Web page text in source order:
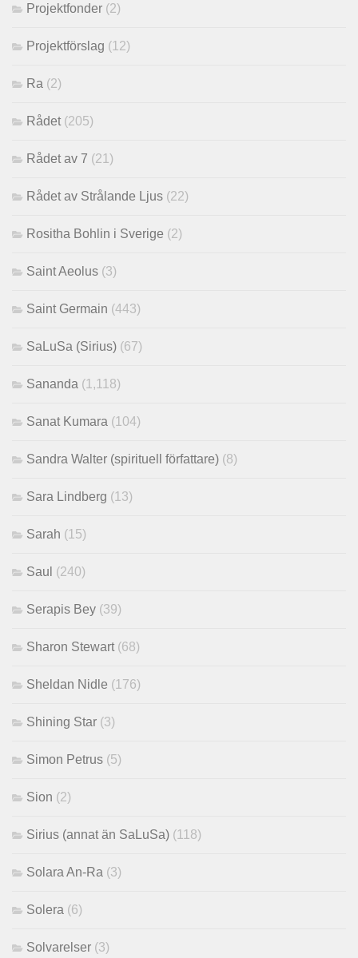
Projektfonder (2)
Projektförslag (12)
Ra (2)
Rådet (205)
Rådet av 7 (21)
Rådet av Strålande Ljus (22)
Rositha Bohlin i Sverige (2)
Saint Aeolus (3)
Saint Germain (443)
SaLuSa (Sirius) (67)
Sananda (1,118)
Sanat Kumara (104)
Sandra Walter (spirituell författare) (8)
Sara Lindberg (13)
Sarah (15)
Saul (240)
Serapis Bey (39)
Sharon Stewart (68)
Sheldan Nidle (176)
Shining Star (3)
Simon Petrus (5)
Sion (2)
Sirius (annat än SaLuSa) (118)
Solara An-Ra (3)
Solera (6)
Solvarelser (3)